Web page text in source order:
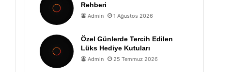
Rehberi
Admin 1 Ağustos 2026
Özel Günlerde Tercih Edilen
Lüks Hediye Kutuları
Admin 25 Temmuz 2026